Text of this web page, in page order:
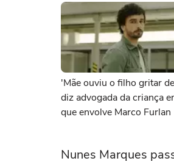
'Mãe ouviu o filho gritar
diz advogada da criança
que envolve Marco Furlan
Nunes Marques